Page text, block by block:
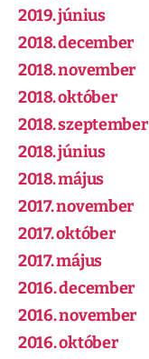
2019. június
2018. december
2018. november
2018. október
2018. szeptember
2018. június
2018. május
2017. november
2017. október
2017. május
2016. december
2016. november
2016. október